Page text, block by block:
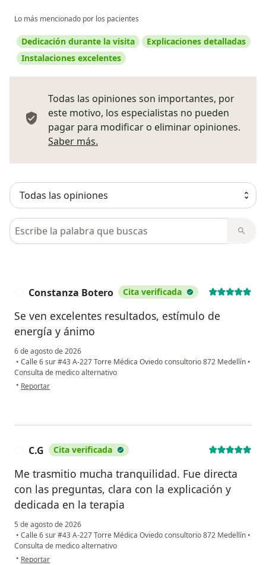
Lo más mencionado por los pacientes
Dedicación durante la visita
Explicaciones detalladas
Instalaciones excelentes
Todas las opiniones son importantes, por
este motivo, los especialistas no pueden
pagar para modificar o eliminar opiniones.
Saber más.
Busca en opiniones
Constanza Botero Cita verificada
Se ven excelentes resultados, estímulo de
energía y ánimo
6 de agosto de 2026
• Calle 6 sur #43 A-227 Torre Médica Oviedo consultorio 872 Medellín •
Consulta de medico alternativo
• en opinión del usuario Constanza Botero
Reportar
C.G Cita verificada
Me trasmitio mucha tranquilidad. Fue directa
con las preguntas, clara con la explicación y
dedicada en la terapia
5 de agosto de 2026
• Calle 6 sur #43 A-227 Torre Médica Oviedo consultorio 872 Medellín •
Consulta de medico alternativo
• en opinión del usuario C.G
Reportar